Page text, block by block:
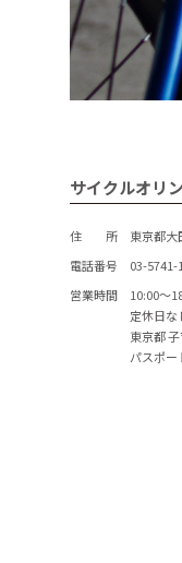
サイクルオリ
住 所
東京都
電話番号
03-5741-
営業時間
10:00～
定休日な
東京都
パスポー